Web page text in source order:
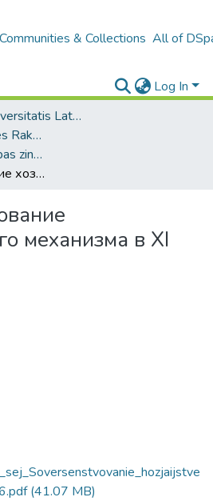
Communities & Collections All of
Log In
A1 – Acta Universitatis Latviensis / Universitātes raksti / Scientific papers
Latvijas Universitātes Raksti (1949– )
Ekonomikas un vadības zinātnes
Совершенствование хозяйственного механизма в XI пятилетке
механизма в XI
(41.07 MB)